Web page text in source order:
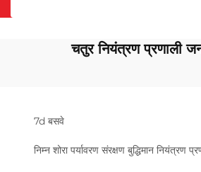
चतुर नियंत्रण प्रणाली
7d बसवे
निम्न शोरा पर्यावरण संरक्षण बुद्धिमान नियंत्रण